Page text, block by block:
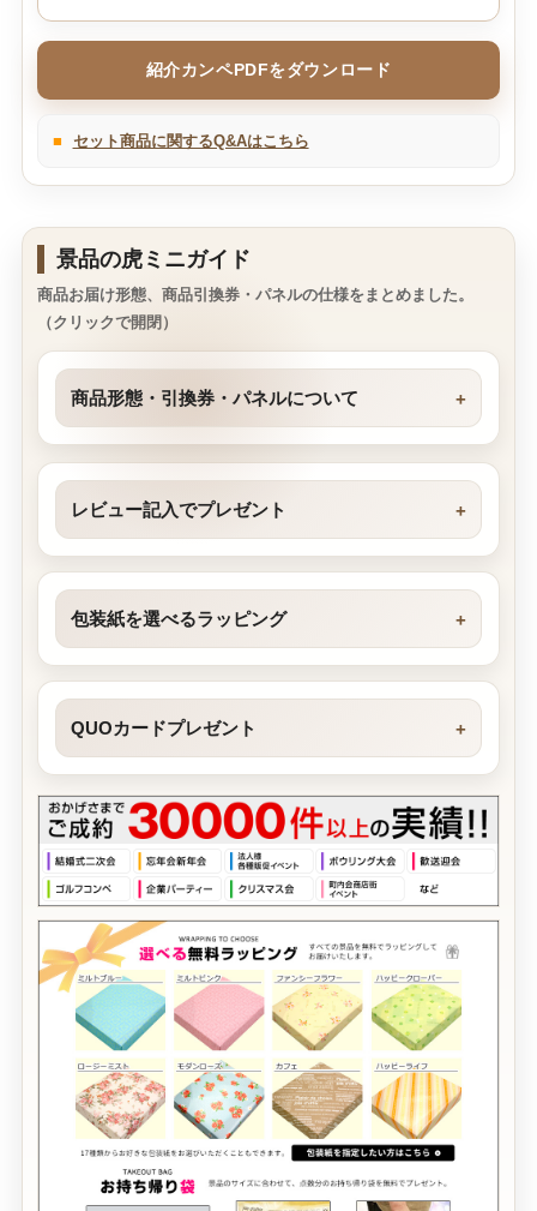
紹介カンペPDFをダウンロード
■ セット商品に関するQ&Aはこちら
景品の虎ミニガイド
商品お届け形態、商品引換券・パネルの仕様をまとめました。
（クリックで開閉）
商品形態・引換券・パネルについて
レビュー記入でプレゼント
包装紙を選べるラッピング
QUOカードプレゼント